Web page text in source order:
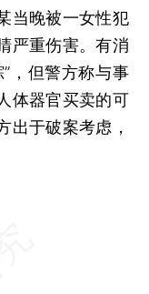
晚被一女性犯
严重伤害。有消
，但警方称与事
体器官买卖的可
出于破案考虑，